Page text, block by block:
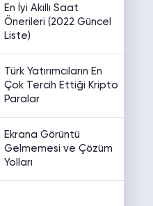
En İyi Akıllı Saat
Önerileri (2022 Güncel
Liste)
Türk Yatırımcıların En
Çok Tercih Ettiği Kripto
Paralar
Ekrana Görüntü
Gelmemesi ve Çözüm
Yolları